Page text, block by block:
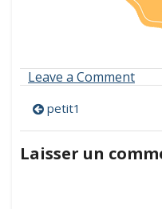
Leave a Commenton
Navigation
de
l’article
petit1
Laisser un